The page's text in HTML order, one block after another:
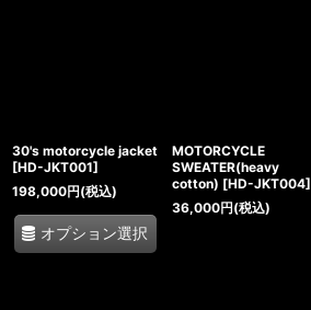
30's motorcycle jacket
[HD-JKT001]
198,000円(税込)
オプション選択
MOTORCYCLE
SWEATER(heavy
cotton) [HD-JKT004]
36,000円(税込)